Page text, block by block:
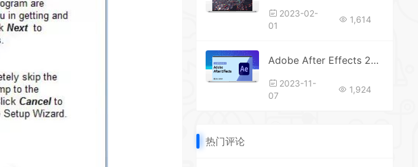
2023-02-
01
1,614
Adobe After Effects 2023软件安装教程
2023-11-
07
1,924
热门评论